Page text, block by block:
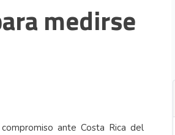
medirse
ante Costa Rica del